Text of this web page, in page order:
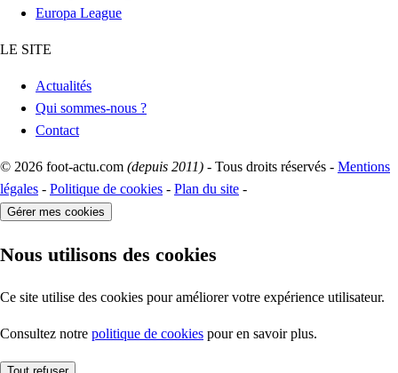
Europa League
LE SITE
Actualités
Qui sommes-nous ?
Contact
© 2026 foot-actu.com (depuis 2011) - Tous droits réservés - Mentions
légales - Politique de cookies - Plan du site -
Gérer mes cookies
Nous utilisons des cookies
Ce site utilise des cookies pour améliorer votre expérience utilisateur.
Consultez notre politique de cookies pour en savoir plus.